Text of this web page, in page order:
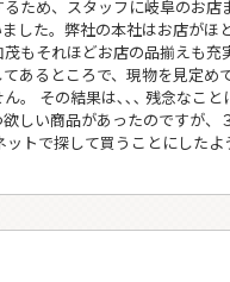
ため、スタッフに岐阜のお店
した。弊社の本社はお店がほ
もそれほどお店の品揃えも充
あるところで、現物を見定め
。 その結果は､､､ 残念なこと
しい商品があったのですが、
トで探して買うことにしたよ